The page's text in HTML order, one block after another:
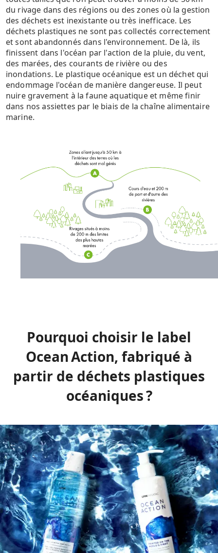
du rivage dans des régions ou des zones où la gestion
des déchets est inexistante ou très inefficace. Les
déchets plastiques ne sont pas collectés correctement
et sont abandonnés dans l'environnement. De là, ils
finissent dans l'océan par l'action de la pluie, du vent,
des marées, des courants de rivière ou des
inondations. Le plastique océanique est un déchet qui
endommage l'océan de manière dangereuse. Il peut
nuire gravement à la faune aquatique et même finir
dans nos assiettes par le biais de la chaîne alimentaire
marine.
Pourquoi choisir le label
Ocean Action, fabriqué à
partir de déchets plastiques
océaniques ?